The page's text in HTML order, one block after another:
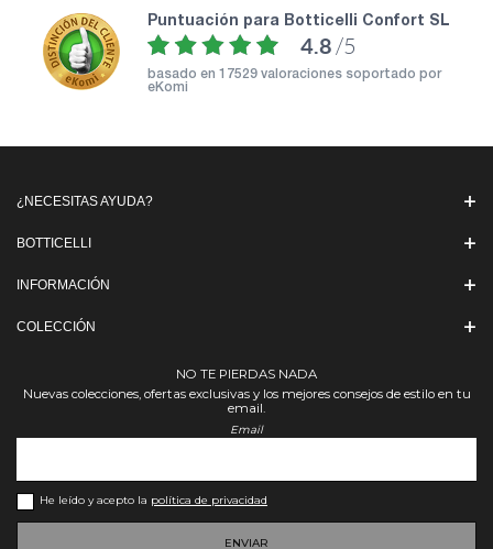
puntuación para Botticelli Confort SL
4.8 /5
basado en 17529 valoraciones soportado por
eKomi
¿NECESITAS AYUDA?
BOTTICELLI
INFORMACIÓN
COLECCIÓN
NO TE PIERDAS NADA
Nuevas colecciones, ofertas exclusivas y los mejores consejos de estilo en tu
email.
Email
He leído y acepto la política de privacidad
ENVIAR